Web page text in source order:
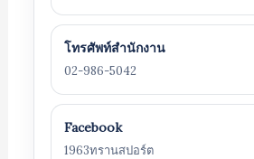
โทรศัพท์สำนักงาน
02-986-5042
Facebook
1963ทรานสปอร์ต